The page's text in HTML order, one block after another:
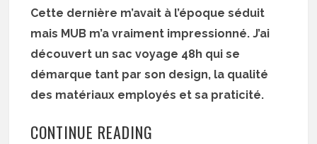
Cette dernière m’avait à l’époque séduit
mais MUB m’a vraiment impressionné. J’ai
découvert un sac voyage 48h qui se
démarque tant par son design, la qualité
des matériaux employés et sa praticité.
CONTINUE READING